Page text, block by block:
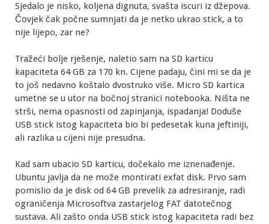
Sjedalo je nisko, koljena dignuta, svašta iscuri iz džepova.
Čovjek čak počne sumnjati da je netko ukrao stick, a to
nije lijepo, zar ne?
Tražeći bolje rješenje, naletio sam na SD karticu
kapaciteta 64 GB za 170 kn. Cijene padaju, čini mi se da je
to još nedavno koštalo dvostruko više. Micro SD kartica
umetne se u utor na bočnoj stranici notebooka. Ništa ne
strši, nema opasnosti od zapinjanja, ispadanja! Doduše
USB stick istog kapaciteta bio bi pedesetak kuna jeftiniji,
ali razlika u cijeni nije presudna.
Kad sam ubacio SD karticu, dočekalo me iznenađenje.
Ubuntu javlja da ne može montirati exfat disk. Prvo sam
pomislio da je disk od 64 GB prevelik za adresiranje, radi
ograničenja Microsoftva zastarjelog FAT datotečnog
sustava. Ali zašto onda USB stick istog kapaciteta radi bez